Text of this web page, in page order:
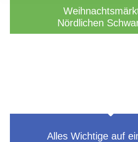
Nördlichen
Alles Wichtige auf